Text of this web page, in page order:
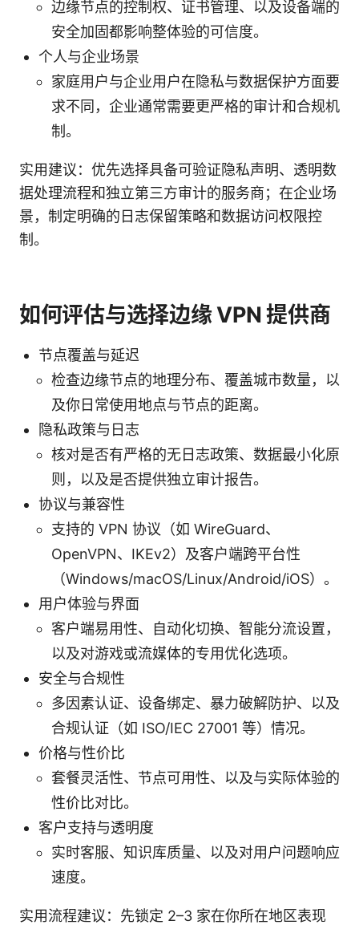
边缘节点的控制权、证书管理、以及设备端的
安全加固都影响整体验的可信度。
个人与企业场景
家庭用户与企业用户在隐私与数据保护方面要
求不同，企业通常需要更严格的审计和合规机
制。
实用建议：优先选择具备可验证隐私声明、透明数
据处理流程和独立第三方审计的服务商；在企业场
景，制定明确的日志保留策略和数据访问权限控
制。
如何评估与选择边缘 VPN 提供商
节点覆盖与延迟
检查边缘节点的地理分布、覆盖城市数量，以
及你日常使用地点与节点的距离。
隐私政策与日志
核对是否有严格的无日志政策、数据最小化原
则，以及是否提供独立审计报告。
协议与兼容性
支持的 VPN 协议（如 WireGuard、
OpenVPN、IKEv2）及客户端跨平台性
（Windows/macOS/Linux/Android/iOS）。
用户体验与界面
客户端易用性、自动化切换、智能分流设置，
以及对游戏或流媒体的专用优化选项。
安全与合规性
多因素认证、设备绑定、暴力破解防护、以及
合规认证（如 ISO/IEC 27001 等）情况。
价格与性价比
套餐灵活性、节点可用性、以及与实际体验的
性价比对比。
客户支持与透明度
实时客服、知识库质量、以及对用户问题响应
速度。
实用流程建议：先锁定 2–3 家在你所在地区表现